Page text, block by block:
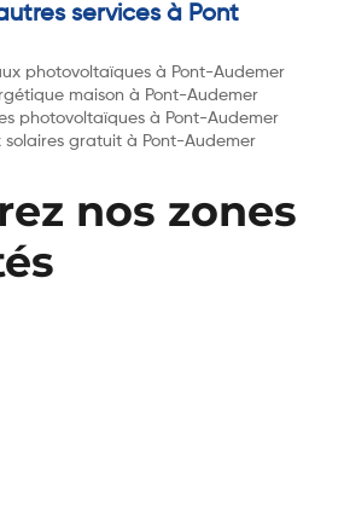
services à Pont
photovoltaïques à Pont-Audemer
maison à Pont-Audemer
photovoltaïques à Pont-Audemer
solaires gratuit à Pont-Audemer
nos zones